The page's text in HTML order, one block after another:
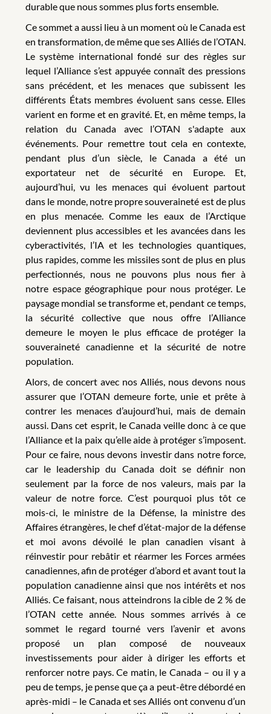
durable que nous sommes plus forts ensemble.
Ce sommet a aussi lieu à un moment où le Canada est
en transformation, de même que ses Alliés de l’OTAN.
Le système international fondé sur des règles sur
lequel l’Alliance s’est appuyée connaît des pressions
sans précédent, et les menaces que subissent les
différents États membres évoluent sans cesse. Elles
varient en forme et en gravité. Et, en même temps, la
relation du Canada avec l’OTAN s'adapte aux
événements. Pour remettre tout cela en contexte,
pendant plus d’un siècle, le Canada a été un
exportateur net de sécurité en Europe. Et,
aujourd’hui, vu les menaces qui évoluent partout
dans le monde, notre propre souveraineté est de plus
en plus menacée. Comme les eaux de l’Arctique
deviennent plus accessibles et les avancées dans les
cyberactivités, l’IA et les technologies quantiques,
plus rapides, comme les missiles sont de plus en plus
perfectionnés, nous ne pouvons plus nous fier à
notre espace géographique pour nous protéger. Le
paysage mondial se transforme et, pendant ce temps,
la sécurité collective que nous offre l’Alliance
demeure le moyen le plus efficace de protéger la
souveraineté canadienne et la sécurité de notre
population.
Alors, de concert avec nos Alliés, nous devons nous
assurer que l’OTAN demeure forte, unie et prête à
contrer les menaces d’aujourd’hui, mais de demain
aussi. Dans cet esprit, le Canada veille donc à ce que
l’Alliance et la paix qu’elle aide à protéger s’imposent.
Pour ce faire, nous devons investir dans notre force,
car le leadership du Canada doit se définir non
seulement par la force de nos valeurs, mais par la
valeur de notre force. C’est pourquoi plus tôt ce
mois-ci, le ministre de la Défense, la ministre des
Affaires étrangères, le chef d’état-major de la défense
et moi avons dévoilé le plan canadien visant à
réinvestir pour rebâtir et réarmer les Forces armées
canadiennes, afin de protéger d’abord et avant tout la
population canadienne ainsi que nos intérêts et nos
Alliés. Ce faisant, nous atteindrons la cible de 2 % de
l’OTAN cette année. Nous sommes arrivés à ce
sommet le regard tourné vers l’avenir et avons
proposé un plan composé de nouveaux
investissements pour aider à diriger les efforts et
renforcer notre pays. Ce matin, le Canada – ou il y a
peu de temps, je pense que ça a peut-être débordé en
après-midi – le Canada et ses Alliés ont convenu d’un